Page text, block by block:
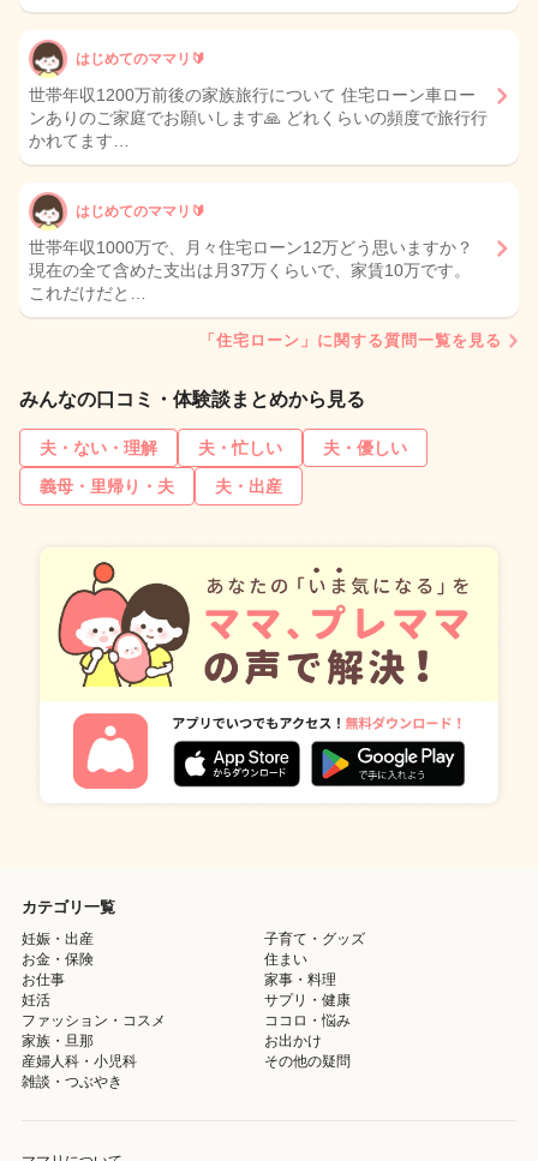
はじめてのママリ🔰
世帯年収1200万前後の家族旅行について 住宅ローン車ロー
ンありのご家庭でお願いします🙏 どれくらいの頻度で旅行行
かれてます…
はじめてのママリ🔰
世帯年収1000万で、月々住宅ローン12万どう思いますか？
現在の全て含めた支出は月37万くらいで、家賃10万です。
これだけだと…
「住宅ローン」に関する質問一覧を見る
みんなの口コミ・体験談まとめから見る
夫・ない・理解 夫・忙しい
夫・優しい
義母・里帰り・夫
夫・出産
カテゴリ一覧
妊娠・出産
子育て・グッズ
お金・保険
住まい
お仕事
家事・料理
妊活
サプリ・健康
ファッション・コスメ
ココロ・悩み
家族・旦那
お出かけ
産婦人科・小児科
その他の疑問
雑談・つぶやき